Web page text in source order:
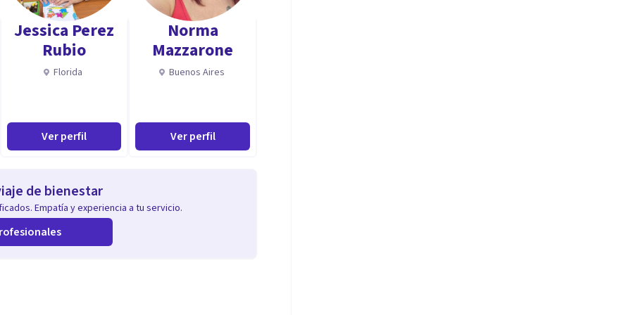
Jessica Perez
Rubio
Florida
Ver perfil
Norma
Mazzarone
Buenos Aires
Ver perfil
de bienestar
Empatía y experiencia a tu servicio.